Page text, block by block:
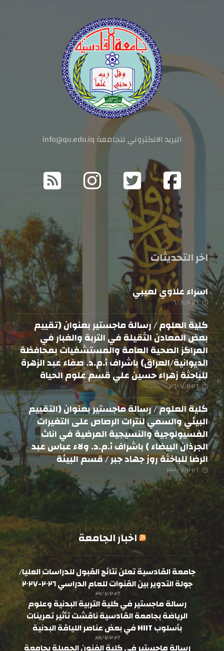
البريد الالكتروني للجامعة info@qu.edu.iq
اخر التحديثات
اسراء علاوي لعيبي
٠٦/٠٨/٢٠٢٦
كلية العلوم / رسالة ماجستير بعنوان (تقييم
بعض المعادن الثقيلة في التربة والغبار في
المراكز الصحية العامة والمستشفيات بمحافظة
الديوانية/العراق) باشراف أ.م.د. صفاء عبد الزهرة
للباحثة زهراء حسين علي قسم علوم الحياة
٢٦/٠٧/٢٠٢٦
كلية العلوم / رسالة ماجستير بعنوان (التقييم
البيئي والسمي لنترات الرصاص على التغيرات
الفسيولوجية والنسيجية المرضية في اناث
الجرذان البيضاء ) باشراف أ.م.د. ولاء عباس عبد
الرضا للباخثة روز جهاد جبر / قسم البيئة
٢٣/٠٧/٢٠٢٦
اخبار الجامعة
جامعة القادسية تعلن نتائج القبول للدراسات العليا/
جولة التدوير بين القنوات للعام الدراسي ٢٠٢٦-٢٠٢٧
٣١/٠٧/٢٠٢٦
رسالة ماجستير في كلية التربية البدنية وعلوم
الرياضة بجامعة القادسية ناقشت تأثير تمرينات
بأسلوب HIIT في بعض عناصر اللياقة البدنية
٢٨/٠٧/٢٠٢٦
رسالة ماجستير في كلية الفنون الجميلة بجامعة